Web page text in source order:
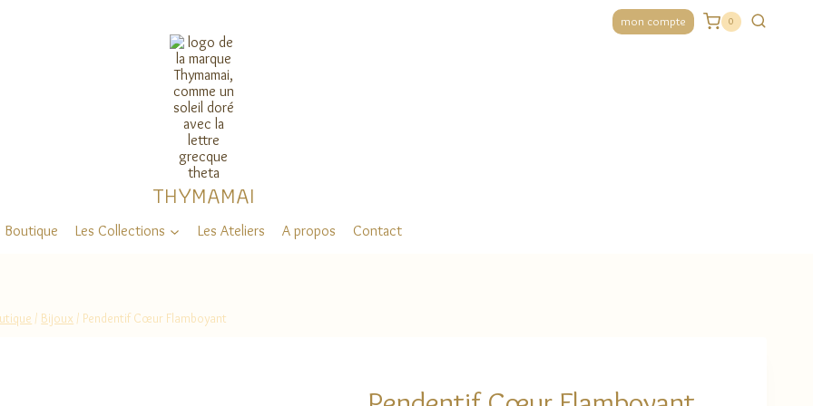
mon compte 0
THYMAMAI
Boutique Les Collections Les Ateliers A propos Contact
/ Bijoux / Pendentif Cœur Flamboyant